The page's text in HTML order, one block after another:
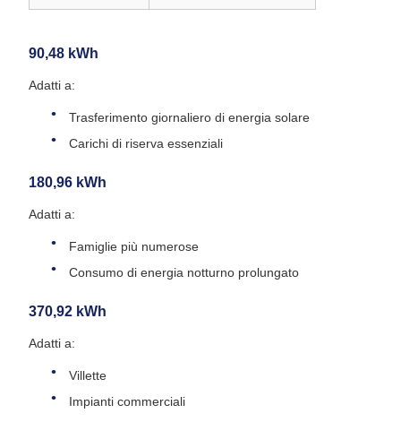
90,48 kWh
Adatti a:
Trasferimento giornaliero di energia solare
Carichi di riserva essenziali
180,96 kWh
Adatti a:
Famiglie più numerose
Consumo di energia notturno prolungato
370,92 kWh
Adatti a:
Villette
Impianti commerciali